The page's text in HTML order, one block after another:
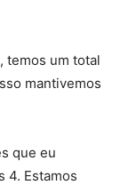
temos um total
mantivemos
que eu
4. Estamos